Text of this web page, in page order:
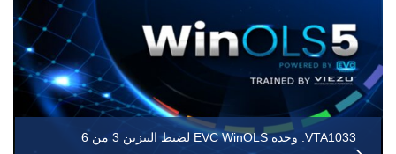
VTA1033: وحدة EVC WinOLS لضبط البنزين 3 من 6